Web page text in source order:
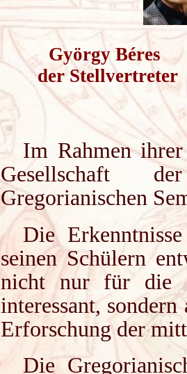
György Béres
der
Im Rahmen
Gesellschaft
Gregorianischen
Die
seinen Schülern
nicht nur für die
interessant,
Erforschung der
Die